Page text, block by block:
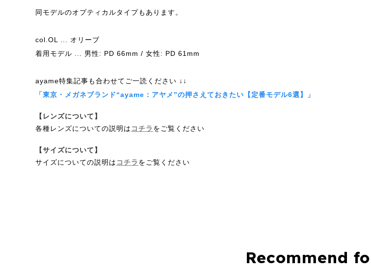
同モデルのオプティカルタイプもあります。
col.OL ... オリーブ
着用モデル ... 男性: PD 66mm / 女性: PD 61mm
ayame特集記事も合わせてご一読ください ↓↓
「東京・メガネブランド“ayame：アヤメ”の押さえておきたい【定番モデル6選】」
【レンズについて】
各種レンズについての説明は コチラ をご覧ください
【サイズについて】
サイズについての説明は コチラ をご覧ください
Recommend